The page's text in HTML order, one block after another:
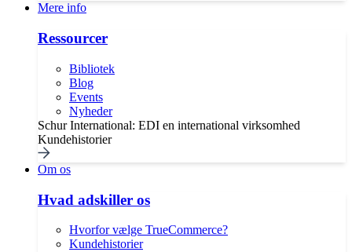
Mere info
Ressourcer
Bibliotek
Blog
Events
Nyheder
Schur International: EDI en international virksomhed
Kundehistorier
Om os
Hvad adskiller os
Hvorfor vælge TrueCommerce?
Kundehistorier